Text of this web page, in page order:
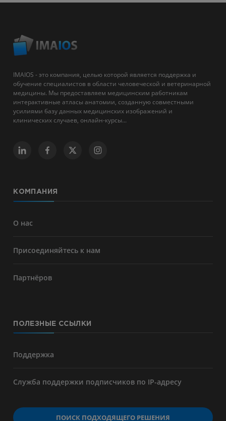
IMAIOS - это компания, целью которой является поддержка и
обучение специалистов в области человеческой и ветеринарной
медицины. Мы предоставляем медицинским работникам
интерактивные атласы анатомии, созданную совместными
усилиями базу данных медицинских изображений и
клинических случаев, онлайн-курсы...
КОМПАНИЯ
О нас
Присоединяйтесь к нам
Партнёров
ПОЛЕЗНЫЕ ССЫЛКИ
Поддержка
Служба поддержки подписчиков по IP-адресу
ПОИСК ПОДХОДЯЩЕГО РЕШЕНИЯ